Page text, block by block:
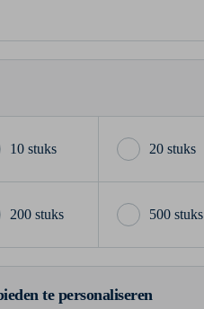
10 stuks 20 stuks
200 stuks 500 stuks
te personaliseren